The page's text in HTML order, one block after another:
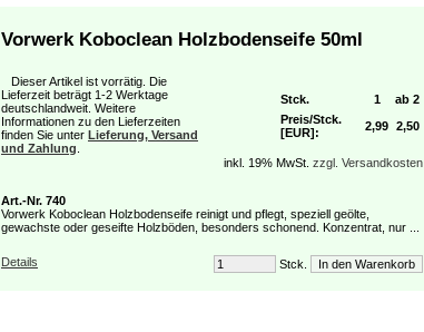
Vorwerk Koboclean Holzbodenseife 50ml
Dieser Artikel ist vorrätig. Die
Lieferzeit beträgt 1-2 Werktage
deutschlandweit. Weitere
Informationen zu den Lieferzeiten
finden Sie unter Lieferung, Versand
und Zahlung
Stck. 1
ab 2
Preis/Stck.
[EUR]:
2,99 2,50
inkl. 19% MwSt. zzgl. Versandkosten
Art.-Nr. 740
Vorwerk Koboclean Holzbodenseife reinigt und pflegt, speziell geölte,
gewachste oder geseifte Holzböden, besonders schonend. Konzentrat, nur ...
Details Stck.